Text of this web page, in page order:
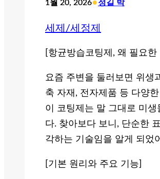
1월 20, 2026•정길 박
세제/세정제
[항균방습코팅제, 왜 필요한
요즘 주변을 둘러보면 위생
축 자재, 전자제품 등 다양
이 코팅제는 말 그대로 미
다. 찾아보다 보니, 단순한
각하는 기술임을 알게 되었
[기본 원리와 주요 기능]